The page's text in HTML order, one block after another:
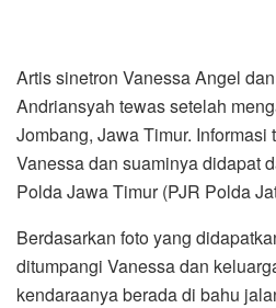
Artis sinetron Vanessa Angel
Andriansyah tewas setelah
Jombang, Jawa Timur. Informasi
Vanessa dan suaminya didapat
Polda Jawa Timur (PJR Polda
Berdasarkan foto yang
ditumpangi Vanessa dan
kendaraanya berada di bahu